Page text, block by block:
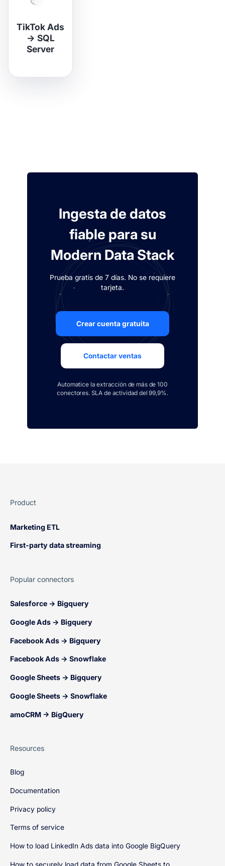
TikTok Ads
→ SQL
Server
Ingesta de datos
fiable para su
Modern Data Stack
Prueba gratis de 7 días. No se requiere
tarjeta.
Crear cuenta gratuita
Contactar ventas
Automatice la extracción de más de 100
conectores. SLA de actividad del 99,9%.
Product
Marketing ETL
First-party data streaming
Popular connectors
Salesforce → Bigquery
Google Ads → Bigquery
Facebook Ads → Bigquery
Facebook Ads → Snowflake
Google Sheets → Bigquery
Google Sheets → Snowflake
amoCRM → BigQuery
Resources
Blog
Documentation
Privacy policy
Terms of service
How to load LinkedIn Ads data into Google BigQuery